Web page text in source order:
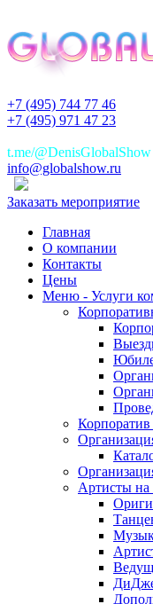
+7 (495) 744 77 46
+7 (495) 971 47 23
t.me/@DenisGlobalShow
info@globalshow.ru
Заказать мероприятие
Главная
О компании
Контакты
Цены
Меню - Услуги
Артисты на